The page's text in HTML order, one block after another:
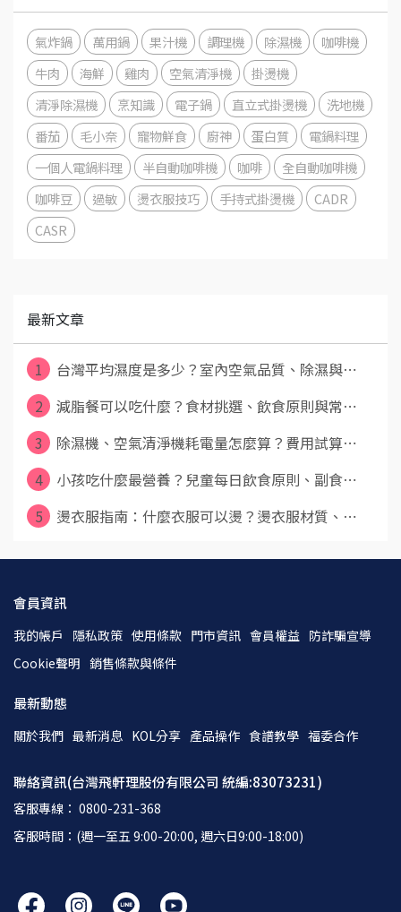
氣炸鍋 萬用鍋 果汁機 調理機 除濕機
咖啡機
牛肉
海鮮 雞肉 空氣清淨機
掛燙機
清淨除濕機
烹知識 電子鍋 直立式掛燙機
洗地機
番茄
毛小奈 寵物鮮食 廚神 蛋白質
電鍋料理
一個人電鍋料理
半自動咖啡機 咖啡
全自動咖啡機
咖啡豆
過敏 燙衣服技巧 手持式掛燙機
CADR
CASR
最新文章
1
台灣平均濕度是多少？室內空氣品質、除濕與⋯
2
減脂餐可以吃什麼？食材挑選、飲食原則與常⋯
3
除濕機、空氣清淨機耗電量怎麼算？費用試算⋯
4
小孩吃什麼最營養？兒童每日飲食原則、副食⋯
5
燙衣服指南：什麼衣服可以燙？燙衣服材質、⋯
會員資訊
我的帳戶 隱私政策 使用條款 門市資訊 會員權益 防詐騙宣導
Cookie聲明 銷售條款與條件
最新動態
關於我們 最新消息 KOL分享 產品操作 食譜教學 福委合作
聯絡資訊(台灣飛軒理股份有限公司 統編:83073231)
客服專線： 0800-231-368
客服時間：(週一至五 9:00-20:00, 週六日9:00-18:00)